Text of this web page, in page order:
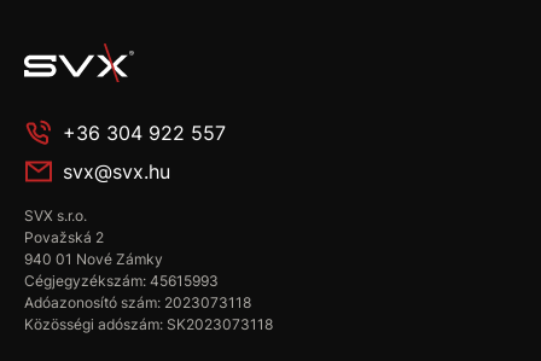
+36 304 922 557
svx@svx.hu
SVX s.r.o.
Považská 2
940 01 Nové Zámky
Cégjegyzékszám: 45615993
Adóazonosító szám: 2023073118
Közösségi adószám: SK2023073118